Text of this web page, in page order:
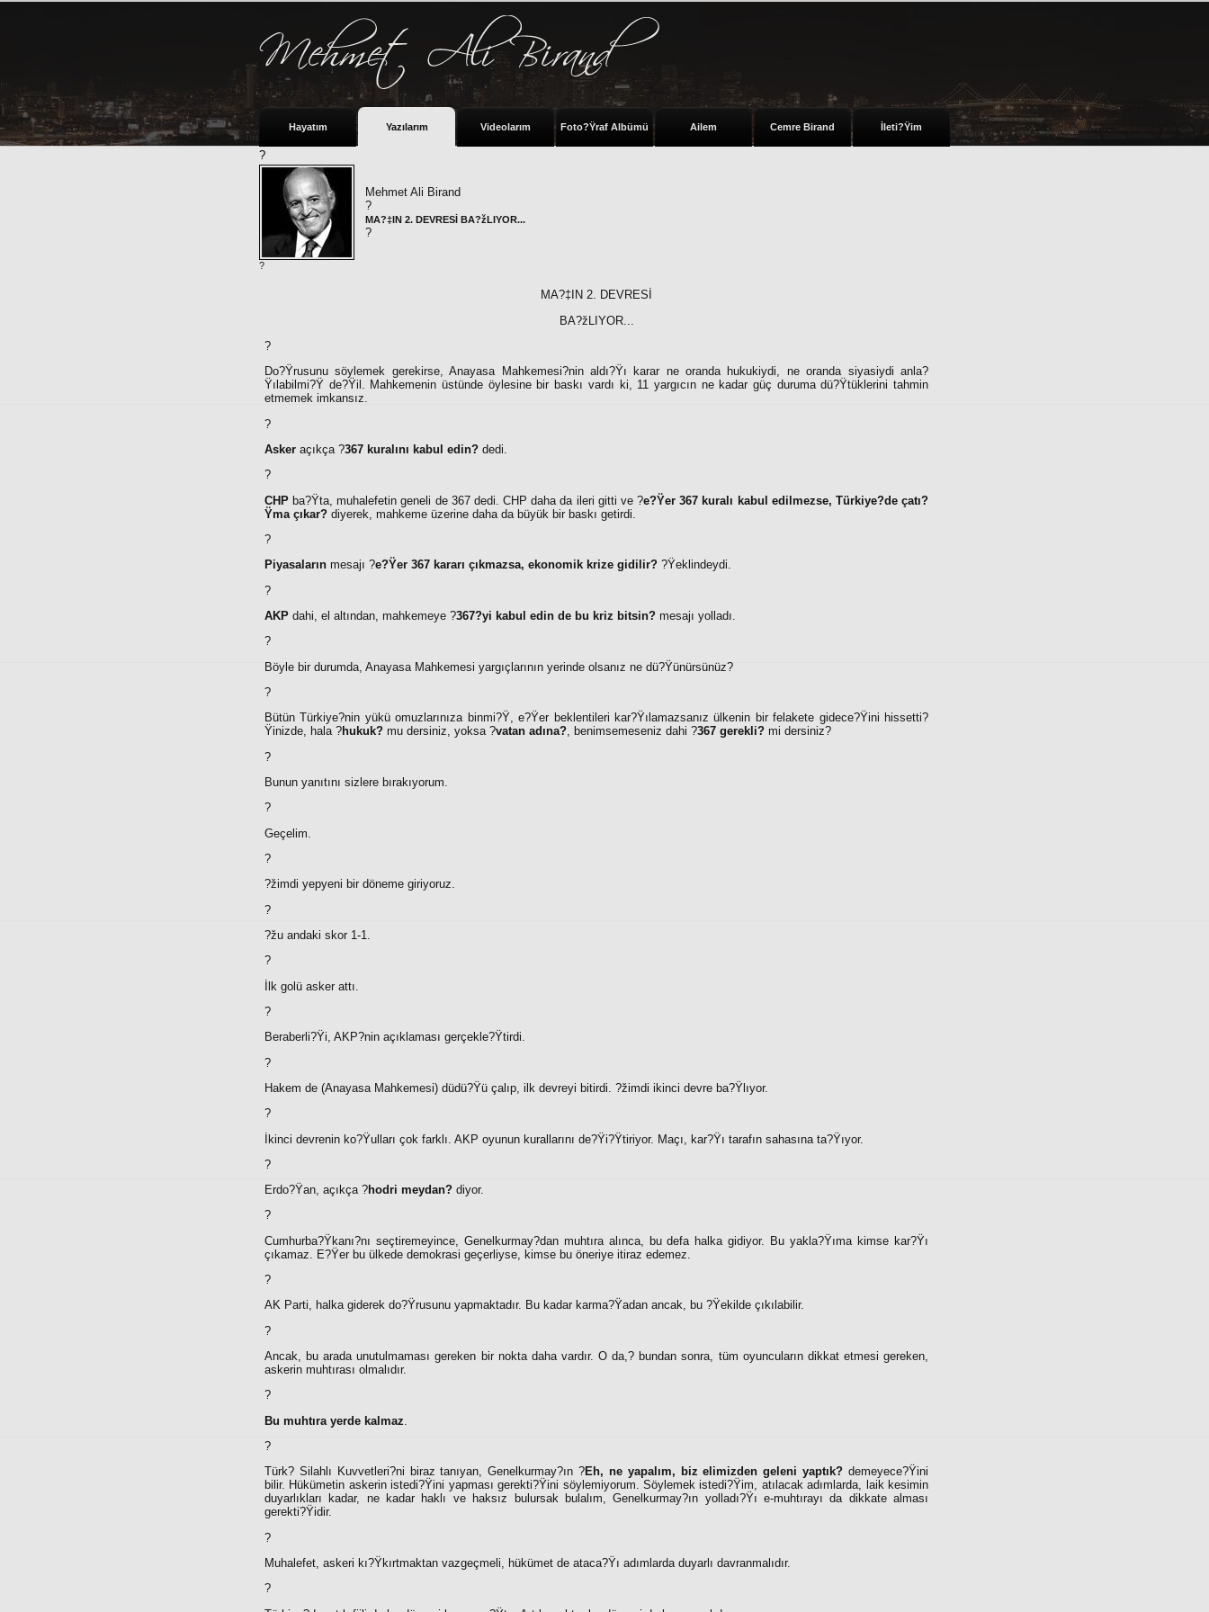
Hayatım Yazılarım Videolarım Foto?Ÿraf Albümü Ailem Cemre Birand İleti?Ÿim
?
Mehmet Ali Birand
?
MA?‡IN 2. DEVRESİ BA?žLIYOR...
?
?
MA?‡IN 2. DEVRESİ
BA?žLIYOR...
?
Do?Ÿrusunu söylemek gerekirse, Anayasa Mahkemesi?nin aldı?Ÿı karar ne oranda hukukiydi, ne oranda siyasiydi anla?
Ÿılabilmi?Ÿ de?Ÿil. Mahkemenin üstünde öylesine bir baskı vardı ki, 11 yargıcın ne kadar güç duruma dü?Ÿtüklerini tahmin
etmemek imkansız.
?
Asker açıkça ?367 kuralını kabul edin? dedi.
?
CHP ba?Ÿta, muhalefetin geneli de 367 dedi. CHP daha da ileri gitti ve ?e?Ÿer 367 kuralı kabul edilmezse, Türkiye?de çatı?
Ÿma çıkar? diyerek, mahkeme üzerine daha da büyük bir baskı getirdi.
?
Piyasaların mesajı ?e?Ÿer 367 kararı çıkmazsa, ekonomik krize gidilir? ?Ÿeklindeydi.
?
AKP dahi, el altından, mahkemeye ?367?yi kabul edin de bu kriz bitsin? mesajı yolladı.
?
Böyle bir durumda, Anayasa Mahkemesi yargıçlarının yerinde olsanız ne dü?Ÿünürsünüz?
?
Bütün Türkiye?nin yükü omuzlarınıza binmi?Ÿ, e?Ÿer beklentileri kar?Ÿılamazsanız ülkenin bir felakete gidece?Ÿini hissetti?
Ÿinizde, hala ?hukuk? mu dersiniz, yoksa ?vatan adına?, benimsemeseniz dahi ?367 gerekli? mi dersiniz?
?
Bunun yanıtını sizlere bırakıyorum.
?
Geçelim.
?
?žimdi yepyeni bir döneme giriyoruz.
?
?žu andaki skor 1-1.
?
İlk golü asker attı.
?
Beraberli?Ÿi, AKP?nin açıklaması gerçekle?Ÿtirdi.
?
Hakem de (Anayasa Mahkemesi) düdü?Ÿü çalıp, ilk devreyi bitirdi. ?žimdi ikinci devre ba?Ÿlıyor.
?
İkinci devrenin ko?Ÿulları çok farklı. AKP oyunun kurallarını de?Ÿi?Ÿtiriyor. Maçı, kar?Ÿı tarafın sahasına ta?Ÿıyor.
?
Erdo?Ÿan, açıkça ?hodri meydan? diyor.
?
Cumhurba?Ÿkanı?nı seçtiremeyince, Genelkurmay?dan muhtıra alınca, bu defa halka gidiyor. Bu yakla?Ÿıma kimse kar?Ÿı
çıkamaz. E?Ÿer bu ülkede demokrasi geçerliyse, kimse bu öneriye itiraz edemez.
?
AK Parti, halka giderek do?Ÿrusunu yapmaktadır. Bu kadar karma?Ÿadan ancak, bu ?Ÿekilde çıkılabilir.
?
Ancak, bu arada unutulmaması gereken bir nokta daha vardır. O da,? bundan sonra, tüm oyuncuların dikkat etmesi gereken,
askerin muhtırası olmalıdır.
?
Bu muhtıra yerde kalmaz
?
Türk? Silahlı Kuvvetleri?ni biraz tanıyan, Genelkurmay?ın ?Eh, ne yapalım, biz elimizden geleni yaptık? demeyece?Ÿini
bilir. Hükümetin askerin istedi?Ÿini yapması gerekti?Ÿini söylemiyorum. Söylemek istedi?Ÿim, atılacak adımlarda, laik kesimin
duyarlıkları kadar, ne kadar haklı ve haksız bulursak bulalım, Genelkurmay?ın yolladı?Ÿı e-muhtırayı da dikkate alması
gerekti?Ÿidir.
?
Muhalefet, askeri kı?Ÿkırtmaktan vazgeçmeli, hükümet de ataca?Ÿı adımlarda duyarlı davranmalıdır.
?